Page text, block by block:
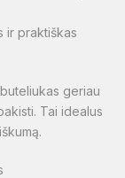
ir praktiškas
geriau
Tai idealus